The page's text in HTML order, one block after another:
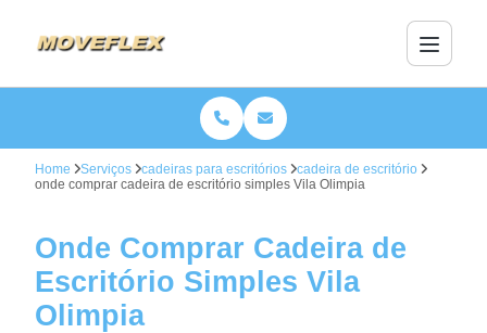
Home Serviços cadeiras para escritórios
cadeira de escritório
onde comprar cadeira de escritório simples Vila Olimpia
Onde Comprar Cadeira de
Escritório Simples Vila
Olimpia